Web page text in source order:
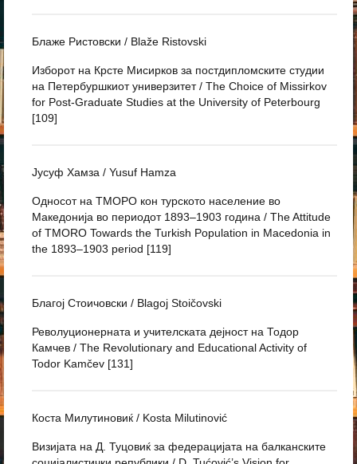
Блаже Ристовски / Blaže Ristovski
Изборот на Крсте Мисирков за постдипломските студии
на Петербуршкиот универзитет / The Choice of Missirkov
for Post-Graduate Studies at the University of Peterbourg
[109]
Јусуф Хамза / Yusuf Hamza
Односот на ТМОРО кон турското население во
Македонија во периодот 1893–1903 година / The Attitude
of TMORO Towards the Turkish Population in Macedonia in
the 1893–1903 period [119]
Благој Стоичовски / Blagoj Stoičovski
Револуционерната и учителската дејност на Тодор
Камчев / The Revolutionary and Educational Activity of
Todor Kamčev [131]
Коста Милутиновиќ / Kosta Milutinović
Визијата на Д. Туцовиќ за федерацијата на балканските